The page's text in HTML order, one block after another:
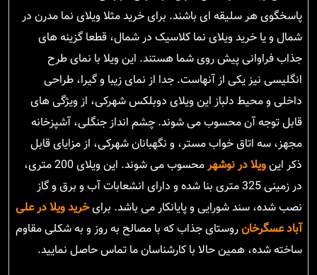
پاسخگوی هر سلیقه ای باشند. برای خرید مثلا ویلای نما مدرن در
شمال و یا خرید ویلای نما کلاسیک در شمال، قطعا گزینه های
جذاب فراوانی پیش روی شما هستند. این ویلا با نمای طرح
انگلیسی نیز یکی از آنهاست. جدا از نمای زیبا و گیرا، طراحی
داخلی و محیط دلباز این ویلای دوبلکس شهرکی، از ویژگی های
قابل توجه آن محسوب می شوند. چشم انداز جنگلی، آشپزخانه
مجهز، سه اتاق خواب مستر، و نگهبانان شهرکی، از مزایای قابل
ذکر اینویلا در نوشهر
محسوب می شوند. این ویلای 200 متری،
در زمینی 325 متری بنا شده و دارای انشعابات آب و برق و گاز
نصب شده، سند شورایی و پایانکار می باشد. برایخرید ویلا در علی
آباد عسگرخانروستای جذاب که با مصالح به روز و به شکلی مقاوم
ساخته شده، همین حالا با کارشناسان ما تماس حاصل نمایید.